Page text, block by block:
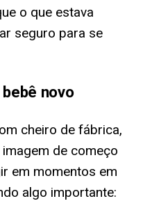
o que estava
seguro para se
novo
cheiro de fábrica,
de começo
em momentos em
algo importante: